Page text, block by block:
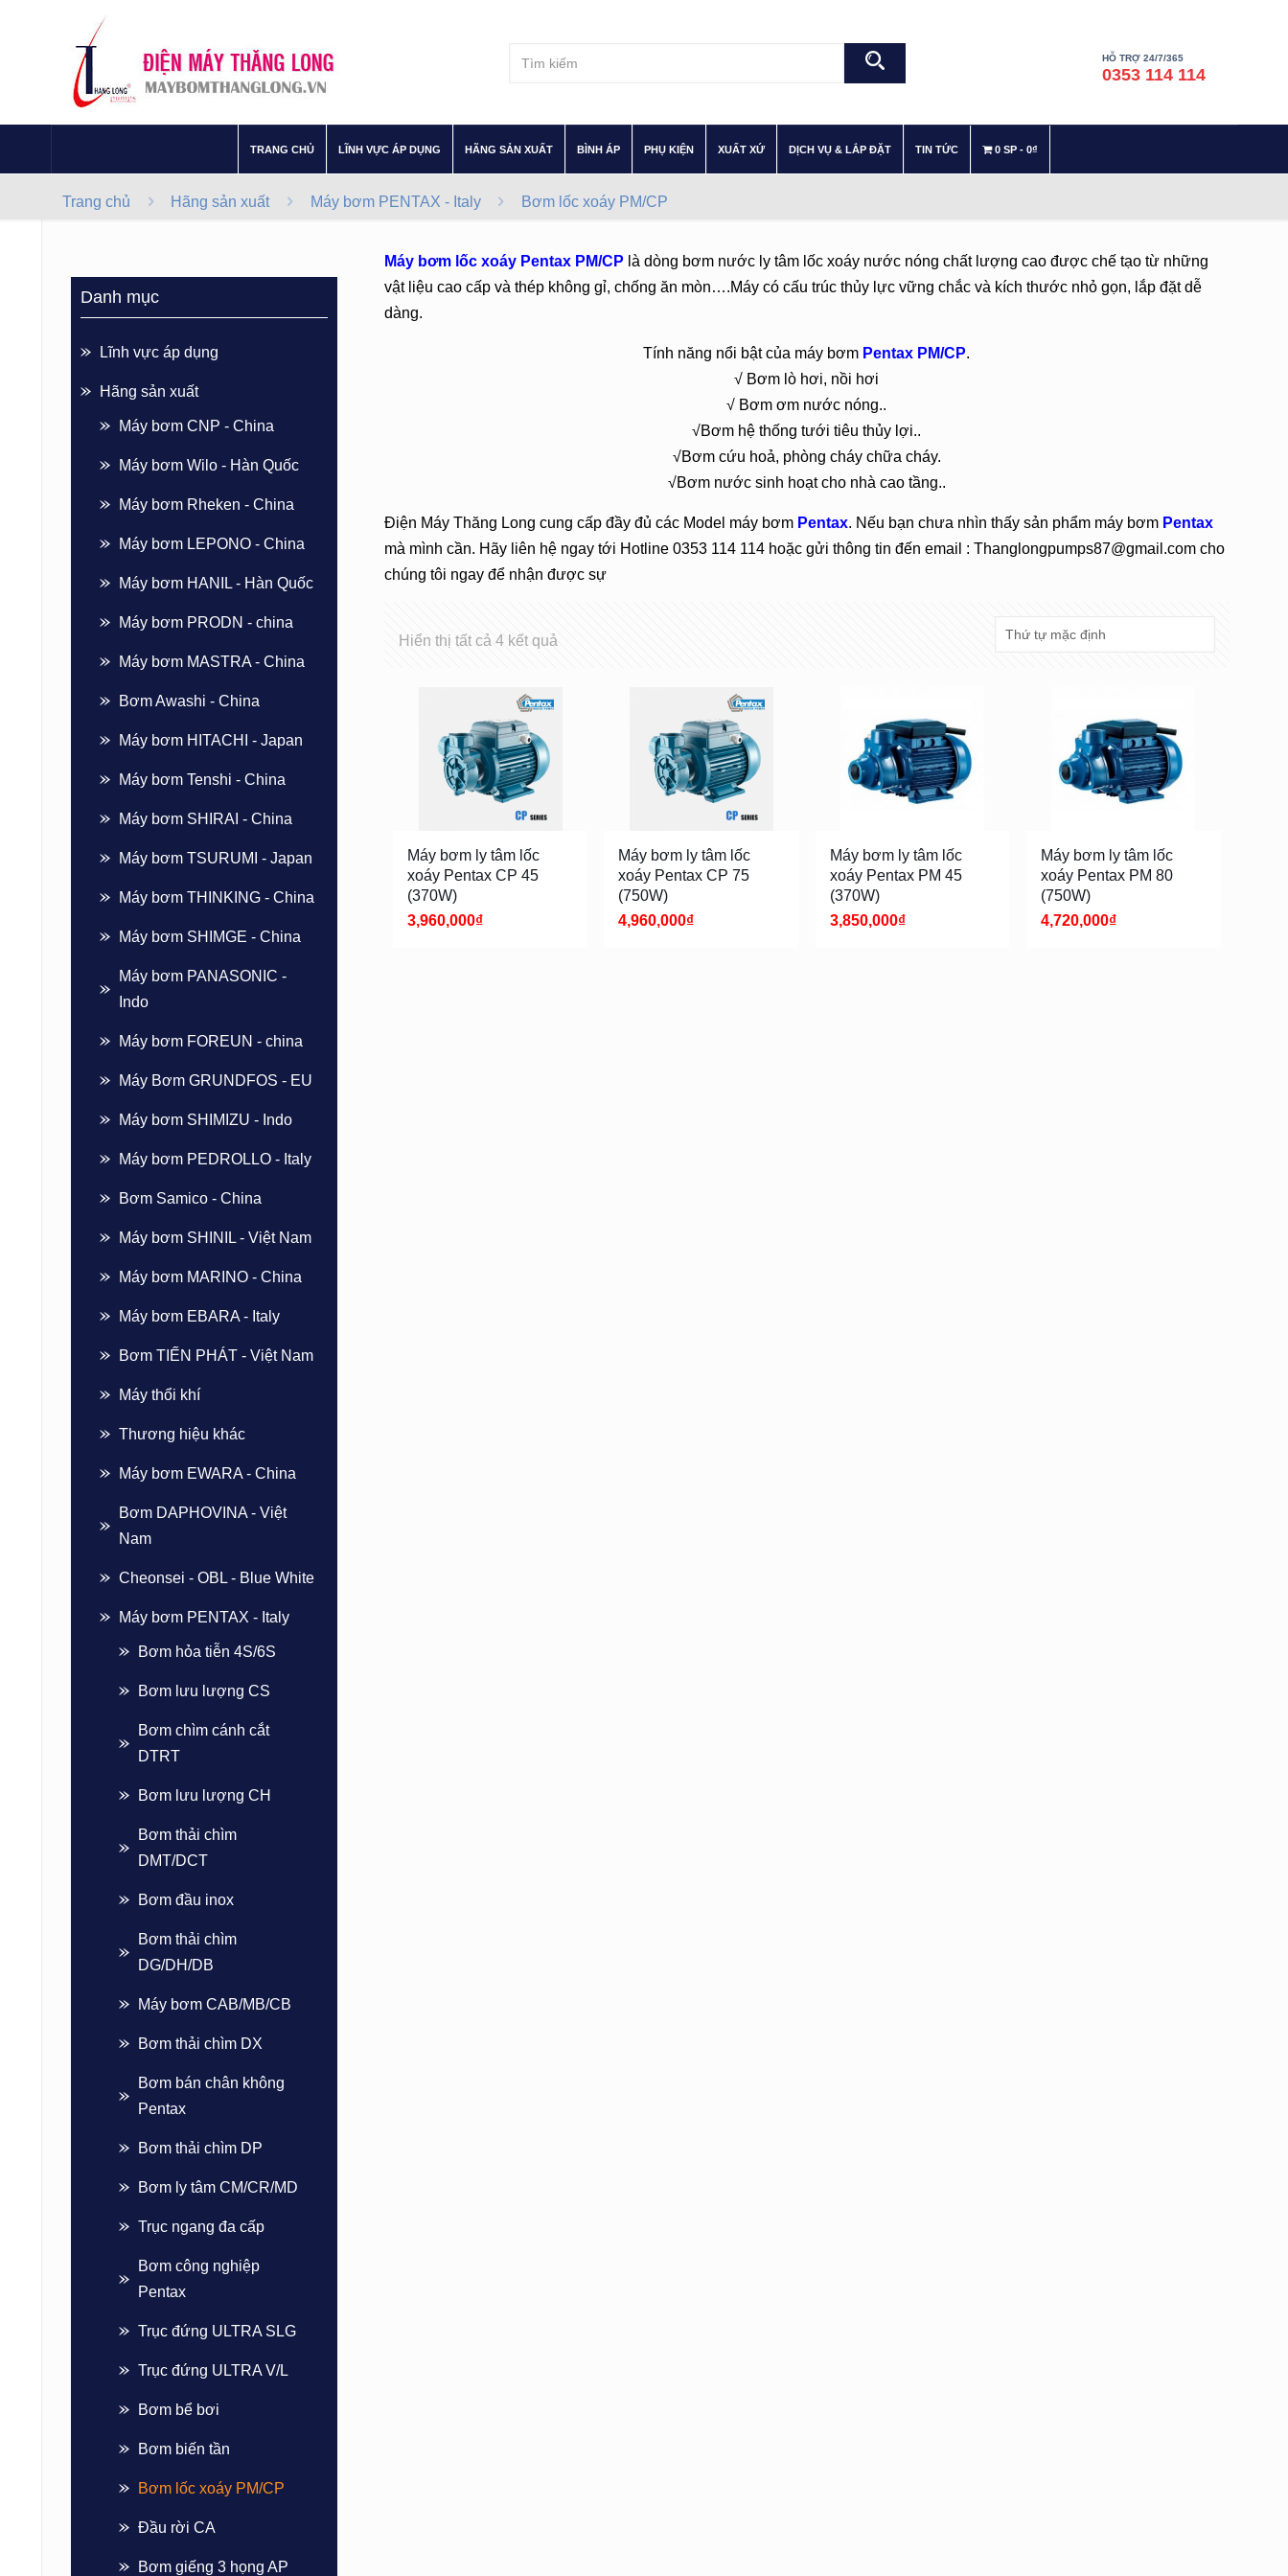
HỖ TRỢ 24/7/365
0353 114 114
TRANG CHỦ LĨNH VỰC ÁP DỤNG HÃNG SẢN XUẤT BÌNH ÁP PHỤ KIỆN XUẤT XỨ– DỊCH VỤ & LẮP ĐẶT TIN TỨC 0 SP 0₫
Trang chủ Hãng sản xuất Máy bơm PENTAX - Italy Bơm lốc xoáy PM/CP
Máy bơm lốc xoáy Pentax PM/CP là dòng bơm nước ly tâm lốc xoáy nước nóng chất lượng cao được chế tạo từ những
vật liệu cao cấp và thép không gỉ, chống ăn mòn….Máy có cấu trúc thủy lực vững chắc và kích thước nhỏ gọn, lắp đặt dễ
dàng.
Tính năng nổi bật của máy bơm Pentax PM/CP.
√ Bơm lò hơi, nồi hơi
√ Bơm ơm nước nóng..
√Bơm hệ thống tưới tiêu thủy lợi..
√Bơm cứu hoả, phòng cháy chữa cháy.
√Bơm nước sinh hoạt cho nhà cao tầng..
Điện Máy Thăng Long cung cấp đầy đủ các Model máy bơm Pentax. Nếu bạn chưa nhìn thấy sản phẩm máy bơm Pentax
mà mình cần. Hãy liên hệ ngay tới Hotline 0353 114 114 hoặc gửi thông tin đến email : Thanglongpumps87@gmail.com cho
chúng tôi ngay để nhận được sự
Hiển thị tất cả 4 kết quả
Máy bơm ly tâm lốc
xoáy Pentax CP 45
(370W)
3,960,000₫
Máy bơm ly tâm lốc
xoáy Pentax CP 75
(750W)
4,960,000₫
Máy bơm ly tâm lốc
xoáy Pentax PM 45
(370W)
3,850,000₫
Máy bơm ly tâm lốc
xoáy Pentax PM 80
(750W)
4,720,000₫
Danh mục
Lĩnh vực áp dụng
Hãng sản xuất
Máy bơm CNP - China
Máy bơm Wilo - Hàn Quốc
Máy bơm Rheken - China
Máy bơm LEPONO - China
Máy bơm HANIL - Hàn Quốc
Máy bơm PRODN - china
Máy bơm MASTRA - China
Bơm Awashi - China
Máy bơm HITACHI - Japan
Máy bơm Tenshi - China
Máy bơm SHIRAI - China
Máy bơm TSURUMI - Japan
Máy bơm THINKING - China
Máy bơm SHIMGE - China
Máy bơm PANASONIC -
Indo
Máy bơm FOREUN - china
Máy Bơm GRUNDFOS - EU
Máy bơm SHIMIZU - Indo
Máy bơm PEDROLLO - Italy
Bơm Samico - China
Máy bơm SHINIL - Việt Nam
Máy bơm MARINO - China
Máy bơm EBARA - Italy
Bơm TIẾN PHÁT - Việt Nam
Máy thổi khí
Thương hiệu khác
Máy bơm EWARA - China
Bơm DAPHOVINA - Việt
Nam
Cheonsei - OBL - Blue White
Máy bơm PENTAX - Italy
Bơm hỏa tiễn 4S/6S
Bơm lưu lượng CS
Bơm chìm cánh cắt
DTRT
Bơm lưu lượng CH
Bơm thải chìm
DMT/DCT
Bơm đầu inox
Bơm thải chìm
DG/DH/DB
Máy bơm CAB/MB/CB
Bơm thải chìm DX
Bơm bán chân không
Pentax
Bơm thải chìm DP
Bơm ly tâm CM/CR/MD
Trục ngang đa cấp
Bơm công nghiệp
Pentax
Trục đứng ULTRA SLG
Trục đứng ULTRA V/L
Bơm bể bơi
Bơm biến tần
Bơm lốc xoáy PM/CP
Đầu rời CA
Bơm giếng 3 họng AP